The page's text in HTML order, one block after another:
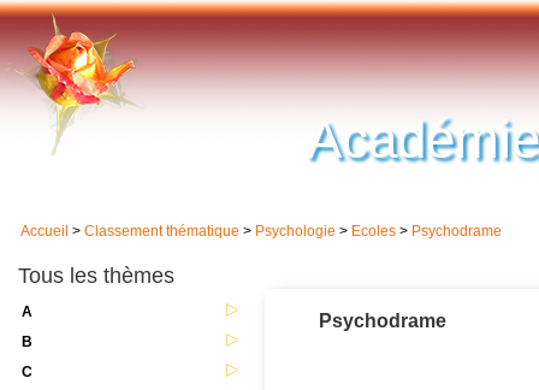
Accueil > Classement thématique > Psychologie > Ecoles > Psychodrame
Tous les thèmes
A
B
C
Psychodrame